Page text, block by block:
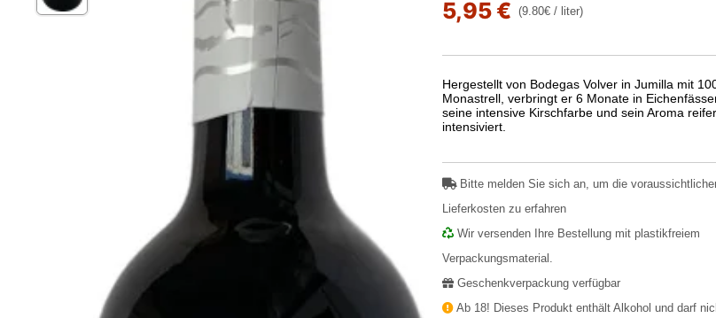
5,95 € (9.80€ / liter)
Hergestellt von Bodegas Volver in Jumilla mit
Monastrell, verbringt er 6 Monate in
seine intensive Kirschfarbe und sein Aroma
intensiviert.
Bitte melden Sie sich an, um die
Lieferkosten zu erfahren
Wir versenden Ihre Bestellung mit plastikfreiem
Verpackungsmaterial.
Geschenkverpackung verfügbar
Ab 18! Dieses Produkt enthält Alkohol und darf